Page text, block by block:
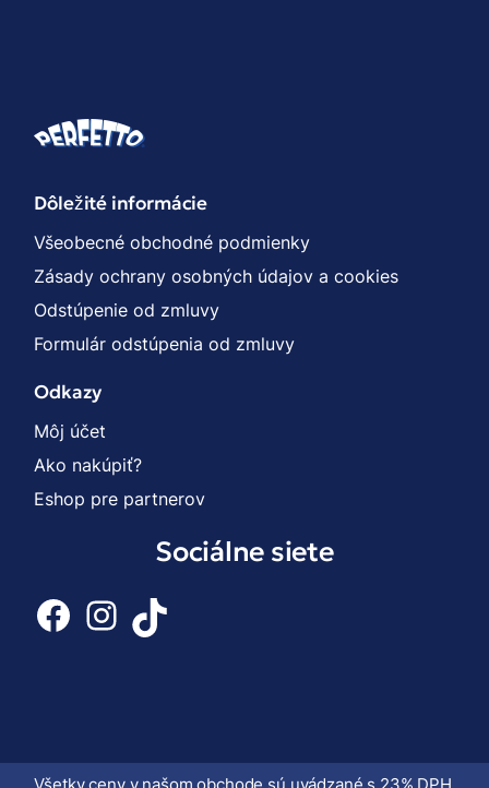
Dôležité informácie
Všeobecné obchodné podmienky
Zásady ochrany osobných údajov a cookies
Odstúpenie od zmluvy
Formulár odstúpenia od zmluvy
Odkazy
Môj účet
Ako nakúpiť?
Eshop pre partnerov
Sociálne siete
Facebook
Instagram
TikTok
Všetky ceny v našom obchode sú uvádzané s 23% DPH